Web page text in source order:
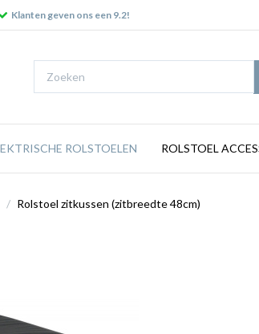
Klanten geven ons een 9.2!
ROLSTOELEN ROLSTOEL
Rolstoel zitkussen (zitbreedte 48cm)